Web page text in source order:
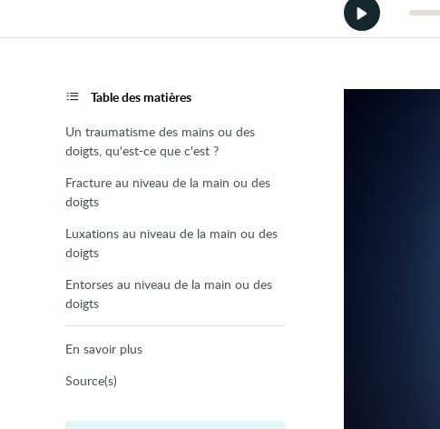
Démarrer
la
version
page
Table des matières
Un traumatisme des mains ou des
doigts, qu'est-ce que c'est ?
Fracture au niveau de la main ou des
doigts
Luxations au niveau de la main ou des
doigts
Entorses au niveau de la main ou des
doigts
En savoir plus
Source(s)